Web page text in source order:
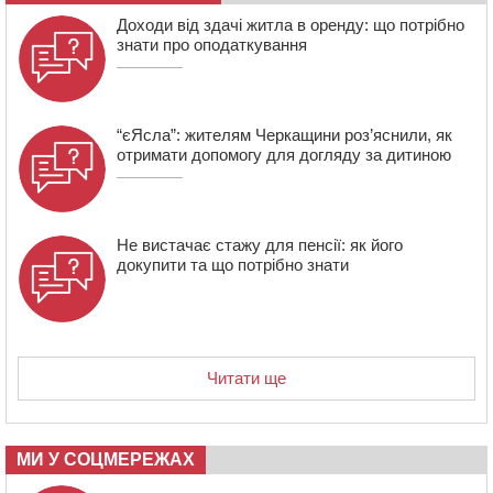
який відсидів термін у колонії
Доходи від здачі житла в оренду: що потрібно
знати про оподаткування
“єЯсла”: жителям Черкащини роз’яснили, як
отримати допомогу для догляду за дитиною
Не вистачає стажу для пенсії: як його
докупити та що потрібно знати
Читати ще
МИ У СОЦМЕРЕЖАХ